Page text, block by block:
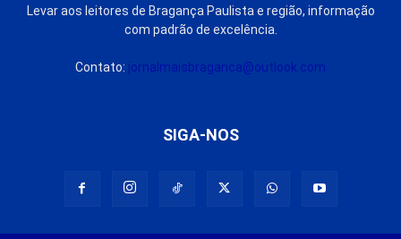
Levar aos leitores de Bragança Paulista e região, informação
com padrão de excelência.
Contato: jornalmaisbraganca@outlook.com
SIGA-NOS